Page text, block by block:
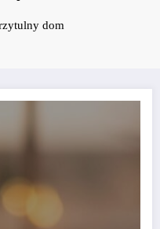
dom